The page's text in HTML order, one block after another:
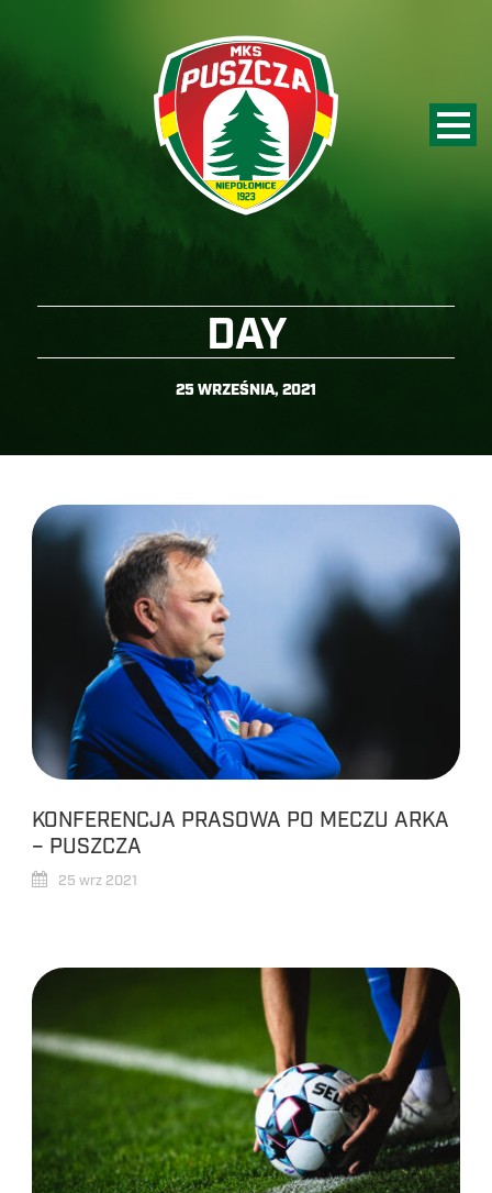
DAY
25 WRZEŚNIA, 2021
KONFERENCJA PRASOWA PO MECZU ARKA
– PUSZCZA
25 wrz 2021